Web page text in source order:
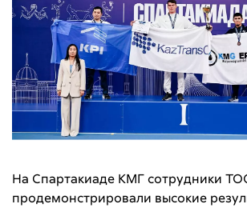
На Спартакиаде КМГ сотрудники
продемонстрировали высокие